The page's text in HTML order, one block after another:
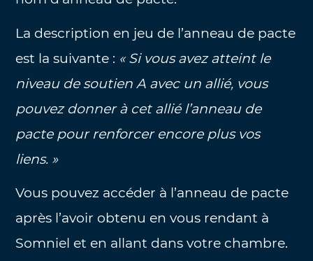
La description en jeu de l’anneau de pacte
est la suivante : « Si vous avez atteint le
niveau de soutien A avec un allié, vous
pouvez donner à cet allié l’anneau de
pacte pour renforcer encore plus vos
liens. »
Vous pouvez accéder à l’anneau de pacte
après l’avoir obtenu en vous rendant à
Somniel et en allant dans votre chambre.